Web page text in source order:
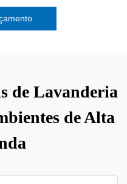
de Lavanderia
de Alta